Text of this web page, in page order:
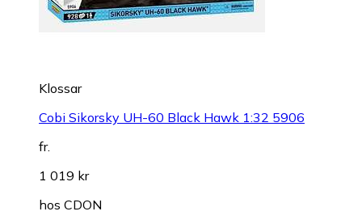
Klossar
Cobi Sikorsky UH-60 Black Hawk 1:32 5906
fr.
1 019 kr
hos CDON